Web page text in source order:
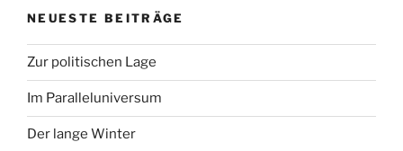
o
k
n
NEUESTE BEITRÄGE
Zur politischen Lage
Im Paralleluniversum
Der lange Winter